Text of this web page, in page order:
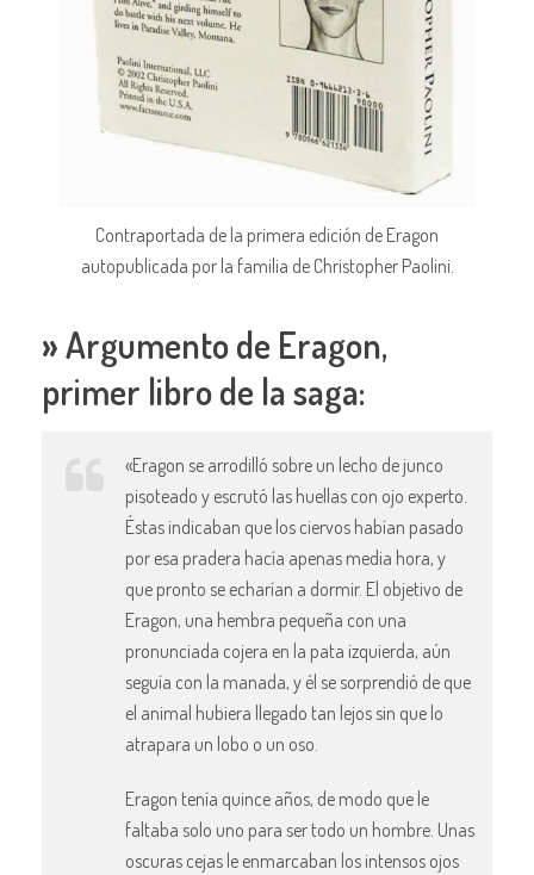
Contraportada de la primera edición de Eragon
autopublicada por la familia de Christopher Paolini.
» Argumento de Eragon,
primer libro de la saga:
«Eragon se arrodilló sobre un lecho de junco
pisoteado y escrutó las huellas con ojo experto.
Éstas indicaban que los ciervos habían pasado
por esa pradera hacía apenas media hora, y
que pronto se echarían a dormir. El objetivo de
Eragon, una hembra pequeña con una
pronunciada cojera en la pata izquierda, aún
seguía con la manada, y él se sorprendió de que
el animal hubiera llegado tan lejos sin que lo
atrapara un lobo o un oso.
Eragon tenía quince años, de modo que le
faltaba solo uno para ser todo un hombre. Unas
oscuras cejas le enmarcaban los intensos ojos